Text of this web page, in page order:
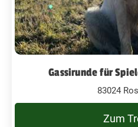
Gassirunde für
83024
Zum